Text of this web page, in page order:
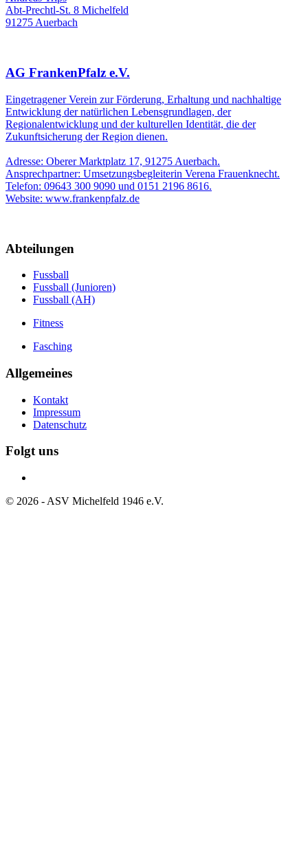
Abt-Prechtl-St. 8 Michelfeld
91275 Auerbach
AG FrankenPfalz e.V.
Eingetragener Verein zur Förderung, Erhaltung und nachhaltige
Entwicklung der natürlichen Lebensgrundlagen, der
Regionalentwicklung und der kulturellen Identität, die der
Zukunftsicherung der Region dienen.
Adresse: Oberer Marktplatz 17, 91275 Auerbach.
Ansprechpartner: Umsetzungsbegleiterin Verena Frauenknecht.
Telefon: 09643 300 9090 und 0151 2196 8616.
Website: www.frankenpfalz.de
Abteilungen
Fussball
Fussball (Junioren)
Fussball (AH)
Fitness
Fasching
Allgemeines
Kontakt
Impressum
Datenschutz
Folgt uns
© 2026 - ASV Michelfeld 1946 e.V.